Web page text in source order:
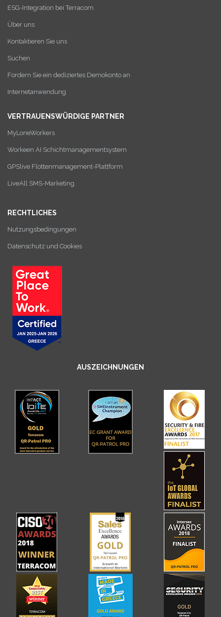
ESG-Integration bei Terracom
Über uns
Kontaktieren Sie uns
Suchen
Fordern Sie ein dediziertes Demokonto an
Internetanwendung
VERTRAUENSWÜRDIGE PARTNER
MyLoneWorkers
Workeen AI Schichtmanagementsystem
GPSlive Flottenmanagement-Plattform
LiveAll SMS-Marketing
RECHTLICHES
Nutzungsbedingungen
Datenschutz und Cookies
AUSZEICHNUNGEN